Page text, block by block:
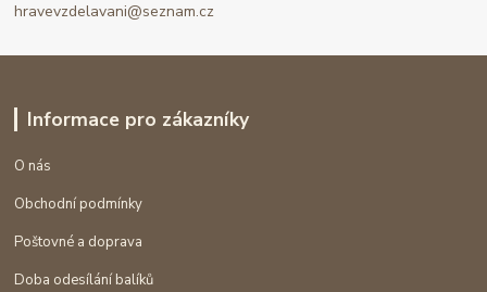
hravevzdelavani@seznam.cz
Informace pro zákazníky
O nás
Obchodní podmínky
Poštovné a doprava
Doba odesílání balíků